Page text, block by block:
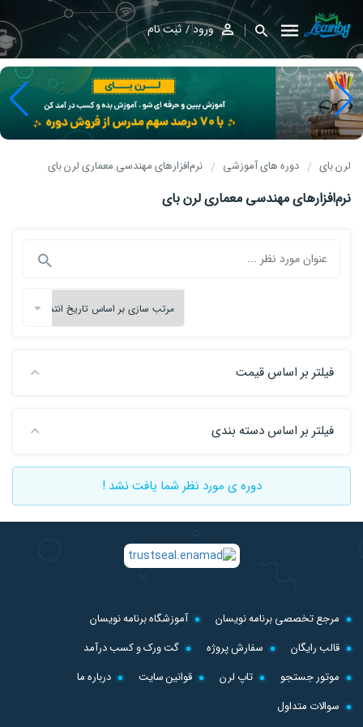
ورود ثبت نام
لرن بای دوره های آموزشی نرم‌افزارهای مهندسی معماری لرن بای
نرم‌افزارهای مهندسی معماری لرن بای
فیلتر بر اساس قیمت
فیلتر بر اساس دسته بندی
دوره ی مورد نظر شما یافت نشد !
مرجع تخصصی برنامه نویسان
آموزشگاه برنامه نویسان
قالب رایگان
سفارش پروژه
گت ورک و کسب درآمد
موتور جستجو
تاپ لرن قوانین سایت
درباره ما
سوالات متداول